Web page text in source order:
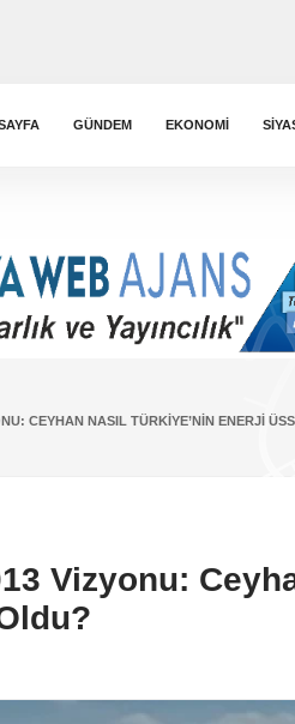
GÜNDEM EKONOMI
CEYHAN NASIL TÜRKIYE’NIN ENERJI
Vizyonu: